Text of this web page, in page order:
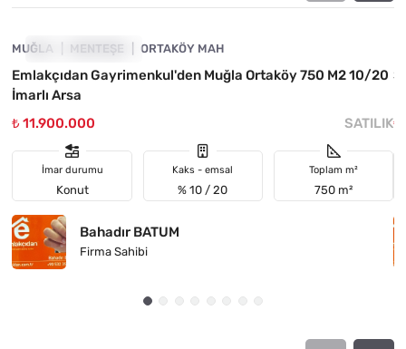
YATIRIMA UYGUN
MUĞLA MENTEŞE ORTAKÖY MAH
Emlakçıdan Gayrimenkul'den Muğla Ortaköy 750 M2 10/20
İmarlı Arsa
₺ 11.900.000
SATILIK
İmar durumu
Konut
Kaks - emsal
% 10 / 20
Toplam m²
750 m²
Bahadır BATUM
Firma Sahibi
₺